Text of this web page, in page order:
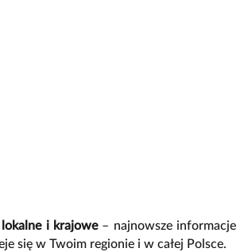
i krajowe– najnowsze informacje
się w Twoim regionie i w całej Polsce.